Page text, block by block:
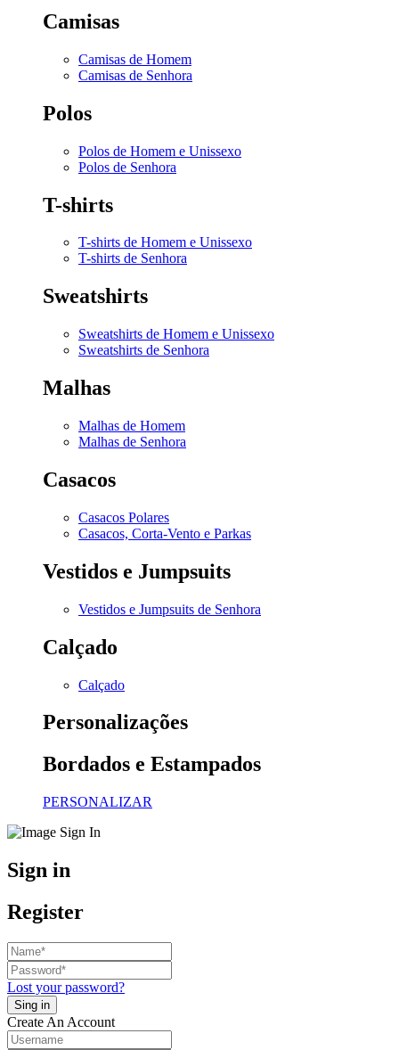
Camisas
Camisas de Homem
Camisas de Senhora
Polos
Polos de Homem e Unissexo
Polos de Senhora
T-shirts
T-shirts de Homem e Unissexo
T-shirts de Senhora
Sweatshirts
Sweatshirts de Homem e Unissexo
Sweatshirts de Senhora
Malhas
Malhas de Homem
Malhas de Senhora
Casacos
Casacos Polares
Casacos, Corta-Vento e Parkas
Vestidos e Jumpsuits
Vestidos e Jumpsuits de Senhora
Calçado
Calçado
Personalizações
Bordados e Estampados
PERSONALIZAR
Sign in
Register
Lost your password?
Create An Account